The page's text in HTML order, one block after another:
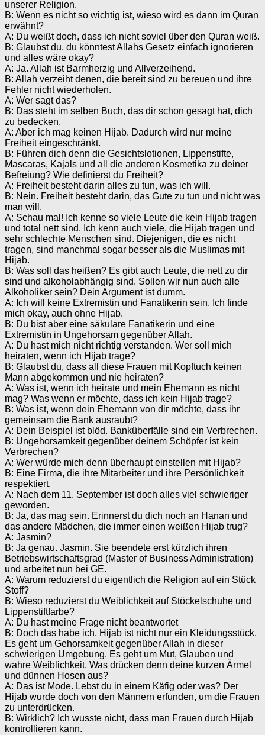
unserer Religion.
B: Wenn es nicht so wichtig ist, wieso wird es dann im Quran
erwähnt?
A: Du weißt doch, dass ich nicht soviel über den Quran weiß.
B: Glaubst du, du könntest Allahs Gesetz einfach ignorieren
und alles wäre okay?
A: Ja. Allah ist Barmherzig und Allverzeihend.
B: Allah verzeiht denen, die bereit sind zu bereuen und ihre
Fehler nicht wiederholen.
A: Wer sagt das?
B: Das steht im selben Buch, das dir schon gesagt hat, dich
zu bedecken.
A: Aber ich mag keinen Hijab. Dadurch wird nur meine
Freiheit eingeschränkt.
B: Führen dich denn die Gesichtslotionen, Lippenstifte,
Mascaras, Kajals und all die anderen Kosmetika zu deiner
Befreiung? Wie definierst du Freiheit?
A: Freiheit besteht darin alles zu tun, was ich will.
B: Nein. Freiheit besteht darin, das Gute zu tun und nicht was
man will.
A: Schau mal! Ich kenne so viele Leute die kein Hijab tragen
und total nett sind. Ich kenn auch viele, die Hijab tragen und
sehr schlechte Menschen sind. Diejenigen, die es nicht
tragen, sind manchmal sogar besser als die Muslimas mit
Hijab.
B: Was soll das heißen? Es gibt auch Leute, die nett zu dir
sind und alkoholabhängig sind. Sollen wir nun auch alle
Alkoholiker sein? Dein Argument ist dumm.
A: Ich will keine Extremistin und Fanatikerin sein. Ich finde
mich okay, auch ohne Hijab.
B: Du bist aber eine säkulare Fanatikerin und eine
Extremistin in Ungehorsam gegenüber Allah.
A: Du hast mich nicht richtig verstanden. Wer soll mich
heiraten, wenn ich Hijab trage?
B: Glaubst du, dass all diese Frauen mit Kopftuch keinen
Mann abgekommen und nie heiraten?
A: Was ist, wenn ich heirate und mein Ehemann es nicht
mag? Was wenn er möchte, dass ich kein Hijab trage?
B: Was ist, wenn dein Ehemann von dir möchte, dass ihr
gemeinsam die Bank ausraubt?
A: Dein Beispiel ist blöd. Banküberfälle sind ein Verbrechen.
B: Ungehorsamkeit gegenüber deinem Schöpfer ist kein
Verbrechen?
A: Wer würde mich denn überhaupt einstellen mit Hijab?
B: Eine Firma, die ihre Mitarbeiter und ihre Persönlichkeit
respektiert.
A: Nach dem 11. September ist doch alles viel schwieriger
geworden.
B: Ja, das mag sein. Erinnerst du dich noch an Hanan und
das andere Mädchen, die immer einen weißen Hijab trug?
A: Jasmin?
B: Ja genau. Jasmin. Sie beendete erst kürzlich ihren
Betriebswirtschaftsgrad (Master of Business Administration)
und arbeitet nun bei GE.
A: Warum reduzierst du eigentlich die Religion auf ein Stück
Stoff?
B: Wieso reduzierst du Weiblichkeit auf Stöckelschuhe und
Lippenstiftfarbe?
A: Du hast meine Frage nicht beantwortet
B: Doch das habe ich. Hijab ist nicht nur ein Kleidungsstück.
Es geht um Gehorsamkeit gegenüber Allah in dieser
schwierigen Umgebung. Es geht um Mut, Glauben und
wahre Weiblichkeit. Was drücken denn deine kurzen Ärmel
und dünnen Hosen aus?
A: Das ist Mode. Lebst du in einem Käfig oder was? Der
Hijab wurde doch von den Männern erfunden, um die Frauen
zu unterdrücken.
B: Wirklich? Ich wusste nicht, dass man Frauen durch Hijab
kontrollieren kann.